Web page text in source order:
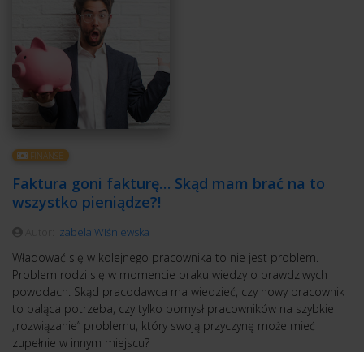
FINANSE
Faktura goni fakturę… Skąd mam brać na to
wszystko pieniądze?!
Izabela Wiśniewska
Władować się w kolejnego pracownika to nie jest problem.
Problem rodzi się w momencie braku wiedzy o prawdziwych
powodach. Skąd pracodawca ma wiedzieć, czy nowy pracownik
to paląca potrzeba, czy tylko pomysł pracowników na szybkie
„rozwiązanie” problemu, który swoją przyczynę może mieć
zupełnie w innym miejscu?